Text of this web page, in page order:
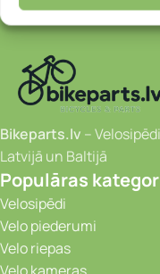
Bikeparts.lv –
Latvijā un Baltijā
Populāras
Velosipēdi
Velo piederumi
Velo riepas